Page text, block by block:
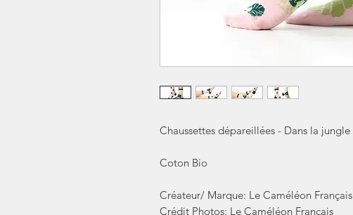
Chaussettes dépareillées - Dans la jungle
Coton Bio
Créateur/ Marque: Le Caméléon Français
Crédit Photos: Le Caméléon Français